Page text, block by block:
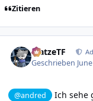
Zitieren
MatzeTF
Geschrieben
@andred
Ich sehe